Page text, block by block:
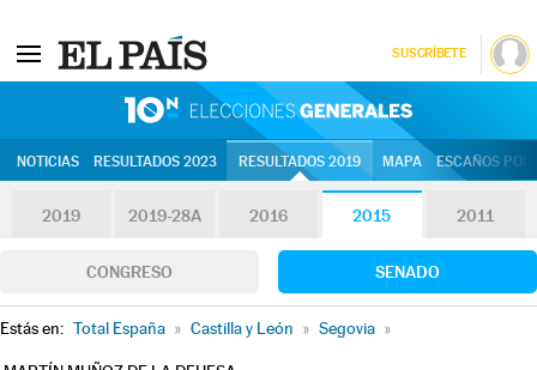
SUSCRÍBETE
NOTICIAS RESULTADOS 2023 RESULTADOS 2019 MAPA ESCAÑOS
2019 2019-28A 2016 2015 2011
CONGRESO SENADO
Estás en: Total España » Castilla y León » Segovia »